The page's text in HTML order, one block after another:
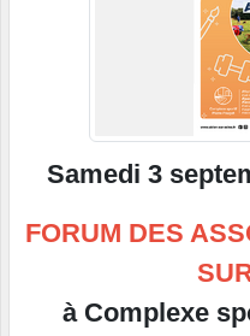
Samedi 3
FORUM DES
à Complexe